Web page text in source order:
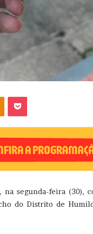
OK
segunda-feira (30),
do Distrito de